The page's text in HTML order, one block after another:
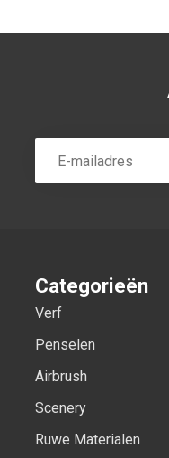
Categorieën
Verf
Penselen
Airbrush
Scenery
Ruwe Materialen